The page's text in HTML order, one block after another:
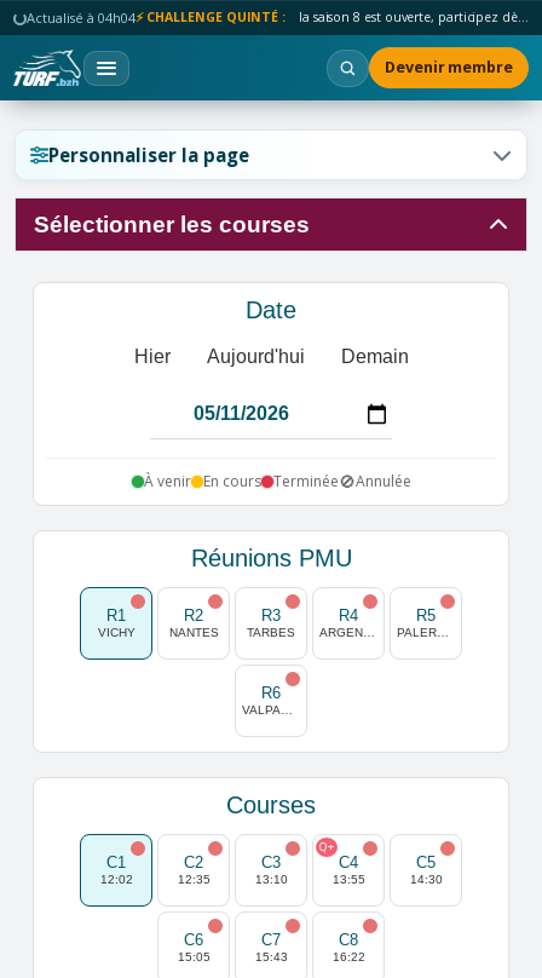
Actualisé à 04h04⚡ CHALLENGE QUINTÉ : la saison 8 est ouverte, participez dès maintenant !
Devenir membre
Personnaliser la page
Sélectionner les courses
Date
Hier Aujourd'hui Demain
À venir En cours Terminée🚫Annulée
Réunions PMU
R1
VICHY
R2
NANTES
R3
TARBES
R4 R5
R6
Courses
C1
12:02
C2
12:35
C3
13:10
C4
13:55
Q+
C5
14:30
C6
15:05
C7
15:43
C8
16:22
Réinitialiser l'affichage ?
Réinitialiser